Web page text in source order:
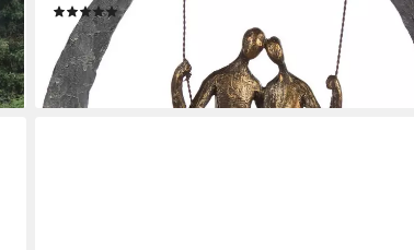
(2)
ab 75,46 € 119,00 €
-37%
lieferbar - in 2-3 Werktagen bei dir